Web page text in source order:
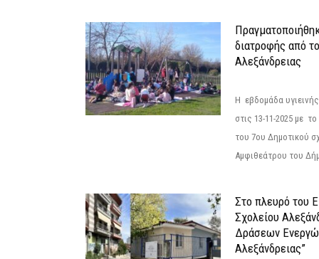
διατροφής από
Αλεξάνδρειας
Η εβδομάδα
στις 13-11-2025 με
του 7ου Δημοτικού
Αμφιθεάτρου του
Στο πλευρό του
Σχολείου
Δράσεων
Αλεξάνδρειας”